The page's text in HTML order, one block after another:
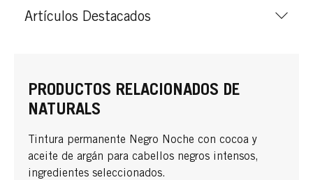
Artículos Destacados
PRODUCTOS RELACIONADOS DE
NATURALS
Tintura permanente Negro Noche con cocoa y
aceite de argán para cabellos negros intensos,
ingredientes seleccionados.